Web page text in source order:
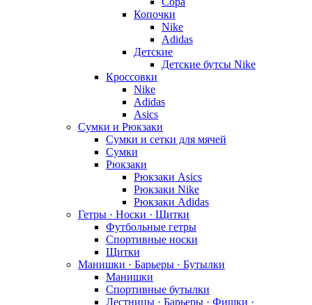
Копочки
Nike
Adidas
Детские
Детские бутсы Nike
Кроссовки
Nike
Adidas
Asics
Сумки и Рюкзаки
Сумки и сетки для мячей
Сумки
Рюкзаки
Рюкзаки Asics
Рюкзаки Nike
Рюкзаки Adidas
Гетры · Носки · Щитки
Футбольные гетры
Спортивные носки
Щитки
Манишки · Барьеры · Бутылки
Манишки
Спортивные бутылки
Лестницы · Барьеры · Фишки ·